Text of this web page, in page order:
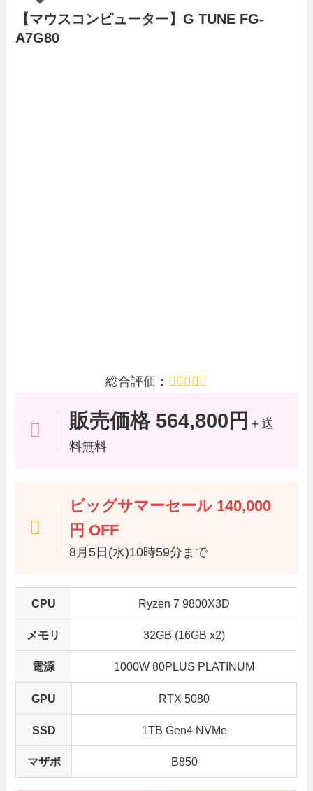
【マウスコンピューター】G TUNE FG-
A7G80
総合評価：
販売価格 564,800円 ＋送
料無料
ビッグサマーセール 140,000
円 OFF
8月5日(水)10時59分まで
CPU Ryzen 7 9800X3D
メモリ 32GB (16GB x2)
電源 1000W 80PLUS PLATINUM
GPU RTX 5080
SSD 1TB Gen4 NVMe
マザボ B850